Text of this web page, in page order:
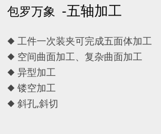
包罗万象 -五轴加工
◆ 工件一次装夹可完成五面体加工
◆ 空间曲面加工、复杂曲面加工
◆ 异型加工
◆ 镂空加工
◆ 斜孔,斜切